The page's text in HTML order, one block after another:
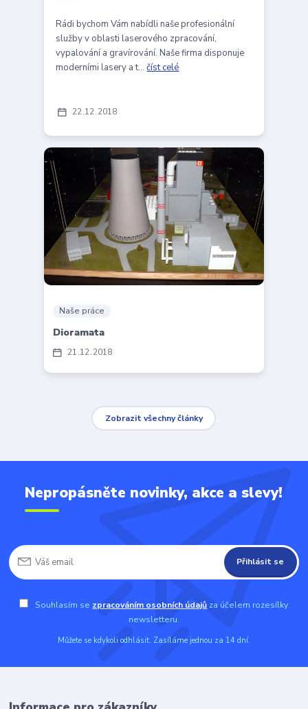
22 12 2018
Rádi bychom Vám nabídli naše profesionální
služby v oblasti laserového zpracování,
vypalování a gravírování. Naše firma disponuje
moderními lasery a t...číst celé
21 12 2018
Naše práce
Dioramata
Zobrazit všechny články
Nepropásněte novinky, akce a slevy!
Přihlásit se
Souhlasím se zpracováním osobních údajů za účelem rozesílky
newsletteru.
Můžete se kdykoli odhlásit. Zasíláme jednou za 14 dní.